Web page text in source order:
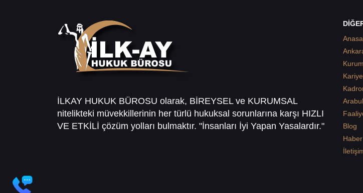
İLKAY HUKUK BÜROSU olarak, BİREYSEL ve KURUMSAL
nitelikteki müvekkillerinin her türlü hukuksal sorunlarına karşı HIZLI
VE ETKİLİ çözüm yolları bulmaktır. "İnsanları İyi Yapan Yasalardır."
Blog
Haber